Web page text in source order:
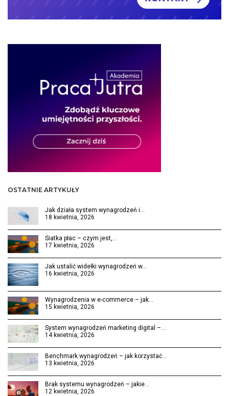
OSTATNIE ARTYKUŁY
Jak działa system wynagrodzeń i…
18 kwietnia, 2026
Siatka płac – czym jest,…
17 kwietnia, 2026
Jak ustalić widełki wynagrodzeń w…
16 kwietnia, 2026
Wynagrodzenia w e-commerce – jak…
15 kwietnia, 2026
System wynagrodzeń marketing digital –…
14 kwietnia, 2026
Benchmark wynagrodzeń – jak korzystać…
13 kwietnia, 2026
Brak systemu wynagrodzeń – jakie…
12 kwietnia, 2026